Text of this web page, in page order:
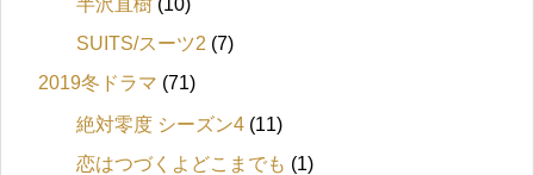
半沢直樹 (10)
SUITS/スーツ2 (7)
2019冬ドラマ (71)
絶対零度 シーズン4 (11)
恋はつづくよどこまでも (1)